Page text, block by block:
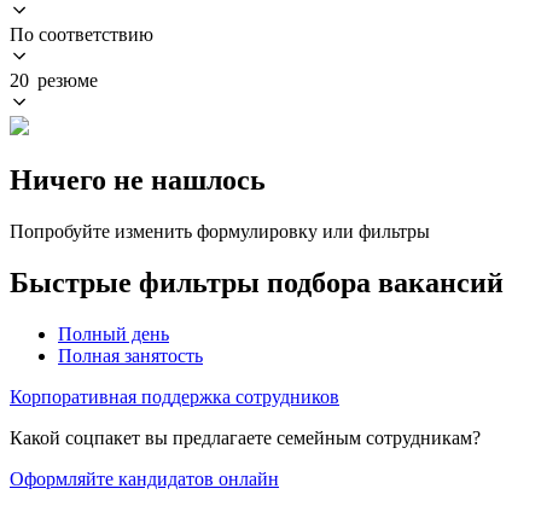
По соответствию
20 резюме
Ничего не нашлось
Попробуйте изменить формулировку или фильтры
Быстрые фильтры подбора вакансий
Полный день
Полная занятость
Корпоративная поддержка сотрудников
Какой соцпакет вы предлагаете семейным сотрудникам?
Оформляйте кандидатов онлайн